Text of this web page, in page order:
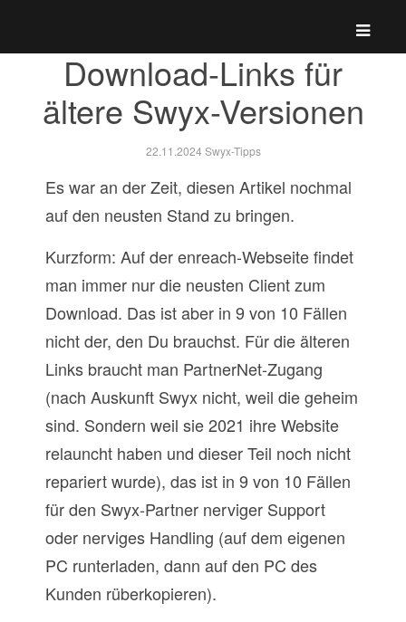
Download-Links für
ältere Swyx-Versionen
22.11.2024 Swyx-Tipps
Es war an der Zeit, diesen Artikel nochmal
auf den neusten Stand zu bringen.
Kurzform: Auf der enreach-Webseite findet
man immer nur die neusten Client zum
Download. Das ist aber in 9 von 10 Fällen
nicht der, den Du brauchst. Für die älteren
Links braucht man PartnerNet-Zugang
(nach Auskunft Swyx nicht, weil die geheim
sind. Sondern weil sie 2021 ihre Website
relauncht haben und dieser Teil noch nicht
repariert wurde), das ist in 9 von 10 Fällen
für den Swyx-Partner nerviger Support
oder nerviges Handling (auf dem eigenen
PC runterladen, dann auf den PC des
Kunden rüberkopieren).